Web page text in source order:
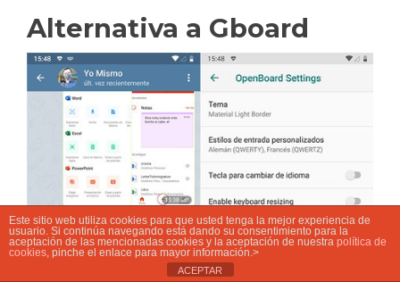
Alternativa a Gboard
Este sitio web utiliza cookies para que usted tenga la mejor experiencia de
usuario. Si continúa navegando está dando su consentimiento para la
aceptación de las mencionadas cookies y la aceptación de nuestra política de
cookies, pinche el enlace para mayor información.>
ACEPTAR